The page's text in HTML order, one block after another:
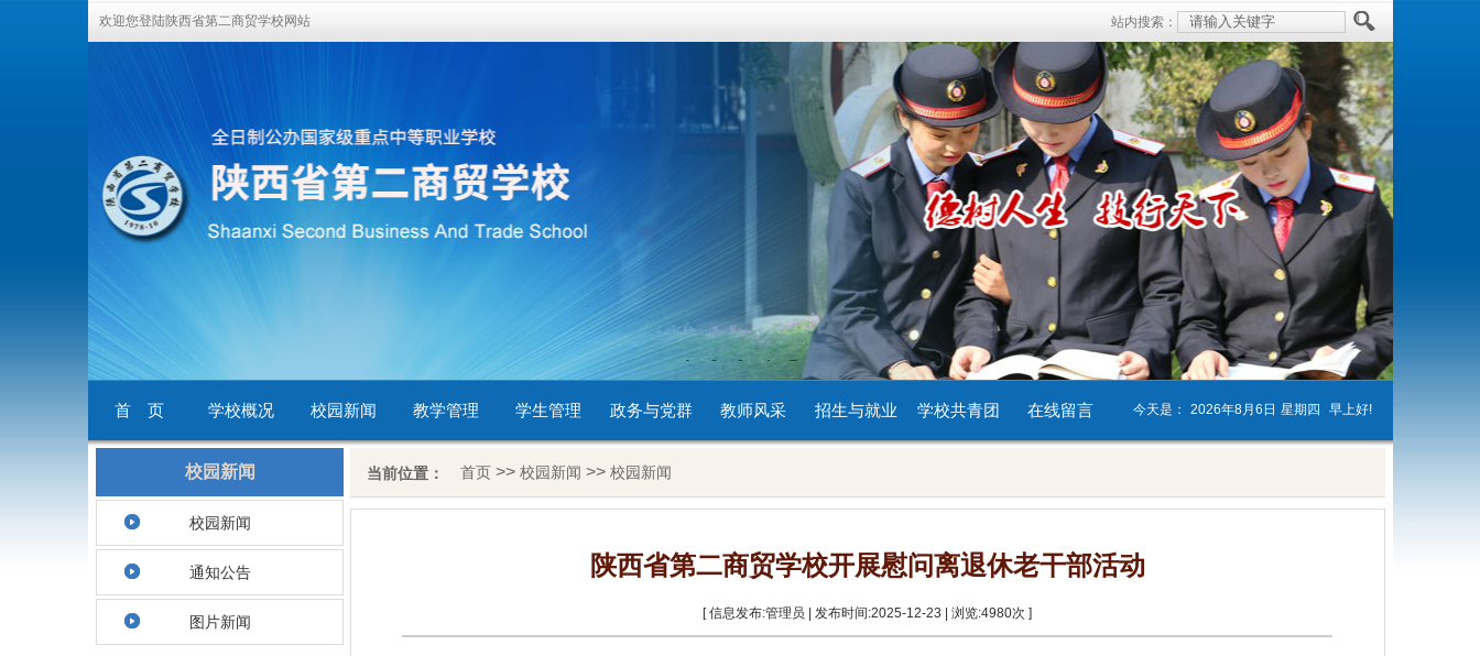
欢迎您登陆陕西省第二商贸学校网站 站内搜索：
1 2 3 4 5
首 页 学校概况 校园新闻 教学管理 学生管理 政务与党群 教师风采 招生与就业 学校共青团 在线留言 今天是： 2026年8月6日 星期四 早上好!
校园新闻
校园新闻
通知公告
图片新闻
当前位置： 首页>> 校园新闻 >> 校园新闻
陕西省第二商贸学校开展慰问离退休老干部活动
[ 信息发布:管理员 | 发布时间:2025-12-23 | 浏览:4980次 ]